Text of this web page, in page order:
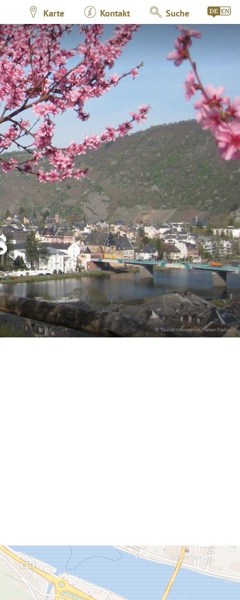
Karte Kontakt Suche
© Tourist-Information Traben-Trarbach